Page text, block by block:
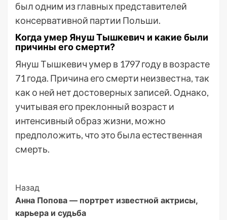
был одним из главных представителей
консервативной партии Польши.
Когда умер Януш Тышкевич и какие были
причины его смерти?
Януш Тышкевич умер в 1797 году в возрасте
71 года. Причина его смерти неизвестна, так
как о ней нет достоверных записей. Однако,
учитывая его преклонный возраст и
интенсивный образ жизни, можно
предположить, что это была естественная
смерть.
Post
Navigation
Назад
Анна Попова — портрет известной актрисы,
карьера и судьба